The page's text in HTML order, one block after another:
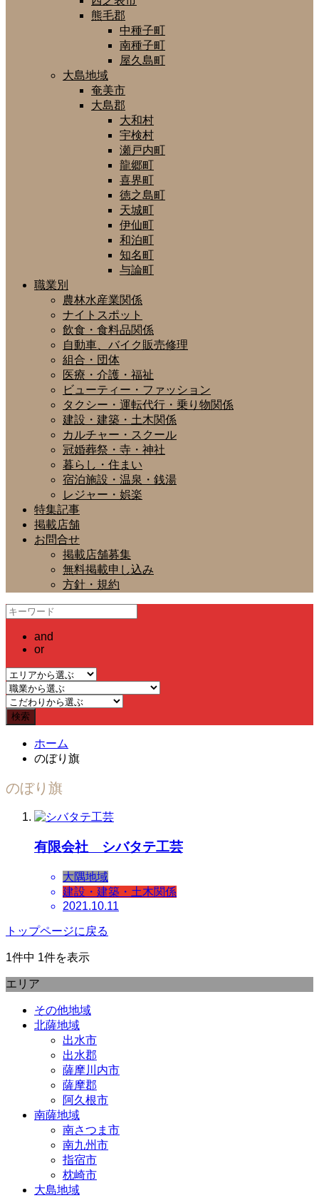
熊毛郡
中種子町
南種子町
屋久島町
大島地域
奄美市
大島郡
大和村
宇検村
瀬戸内町
龍郷町
喜界町
徳之島町
天城町
伊仙町
和泊町
知名町
与論町
職業別
農林水産業関係
ナイトスポット
飲食・食料品関係
自動車、バイク販売修理
組合・団体
医療・介護・福祉
ビューティー・ファッション
タクシー・運転代行・乗り物関係
建設・建築・土木関係
カルチャー・スクール
冠婚葬祭・寺・神社
暮らし・住まい
宿泊施設・温泉・銭湯
レジャー・娯楽
特集記事
掲載店舗
お問合せ
掲載店舗募集
無料掲載申し込み
方針・規約
and
or
ホーム
のぼり旗
のぼり旗
有限会社 シバタテ工芸
大隅地域
建設・建築・土木関係
2021.10.11
トップページに戻る
1件中 1件を表示
エリア
その他地域
北薩地域
出水市
出水郡
薩摩川内市
薩摩郡
阿久根市
南薩地域
南さつま市
南九州市
指宿市
枕崎市
大島地域